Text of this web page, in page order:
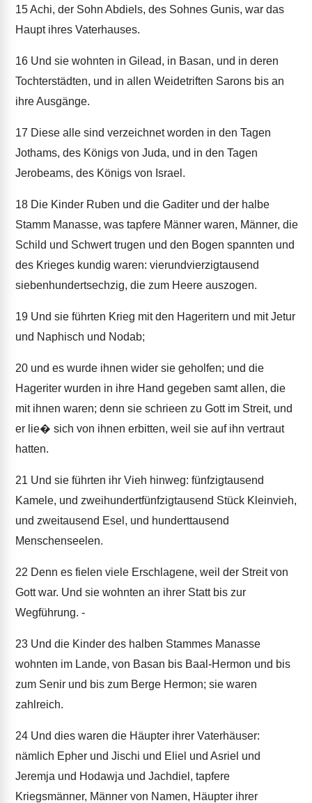
15Achi, der Sohn Abdiels, des Sohnes Gunis, war das
Haupt ihres Vaterhauses.
16 Und sie wohnten in Gilead, in Basan, und in deren
Tochterstädten, und in allen Weidetriften Sarons bis an
ihre Ausgänge.
17 Diese alle sind verzeichnet worden in den Tagen
Jothams, des Königs von Juda, und in den Tagen
Jerobeams, des Königs von Israel.
18 Die Kinder Ruben und die Gaditer und der halbe
Stamm Manasse, was tapfere Männer waren, Männer, die
Schild und Schwert trugen und den Bogen spannten und
des Krieges kundig waren: vierundvierzigtausend
siebenhundertsechzig, die zum Heere auszogen.
19 Und sie führten Krieg mit den Hageritern und mit Jetur
und Naphisch und Nodab;
20 und es wurde ihnen wider sie geholfen; und die
Hageriter wurden in ihre Hand gegeben samt allen, die
mit ihnen waren; denn sie schrieen zu Gott im Streit, und
er lie� sich von ihnen erbitten, weil sie auf ihn vertraut
hatten.
21 Und sie führten ihr Vieh hinweg: fünfzigtausend
Kamele, und zweihundertfünfzigtausend Stück Kleinvieh,
und zweitausend Esel, und hunderttausend
Menschenseelen.
22 Denn es fielen viele Erschlagene, weil der Streit von
Gott war. Und sie wohnten an ihrer Statt bis zur
Wegführung. -
23 Und die Kinder des halben Stammes Manasse
wohnten im Lande, von Basan bis Baal-Hermon und bis
zum Senir und bis zum Berge Hermon; sie waren
zahlreich.
24 Und dies waren die Häupter ihrer Vaterhäuser:
nämlich Epher und Jischi und Eliel und Asriel und
Jeremja und Hodawja und Jachdiel, tapfere
Kriegsmänner, Männer von Namen, Häupter ihrer